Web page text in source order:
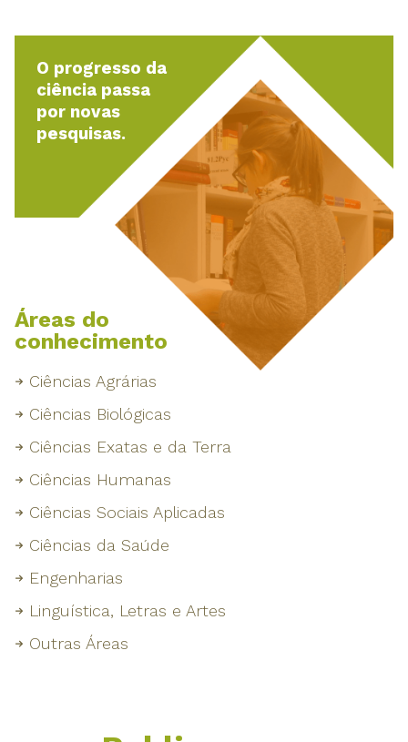
O progresso da
ciência passa
por novas
pesquisas.
Áreas do
conhecimento
Ciências Agrárias
Ciências Biológicas
Ciências Exatas e da Terra
Ciências Humanas
Ciências Sociais Aplicadas
Ciências da Saúde
Engenharias
Linguística, Letras e Artes
Outras Áreas